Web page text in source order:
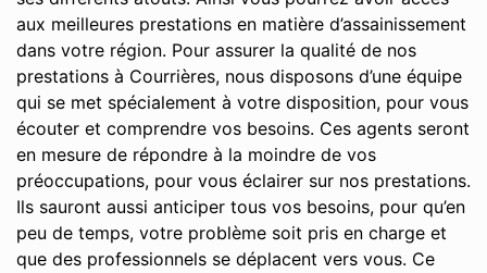
aux meilleures prestations en matière d’assainissement
dans votre région. Pour assurer la qualité de nos
prestations à Courrières, nous disposons d’une équipe
qui se met spécialement à votre disposition, pour vous
écouter et comprendre vos besoins. Ces agents seront
en mesure de répondre à la moindre de vos
préoccupations, pour vous éclairer sur nos prestations.
Ils sauront aussi anticiper tous vos besoins, pour qu’en
peu de temps, votre problème soit pris en charge et
que des professionnels se déplacent vers vous. Ce